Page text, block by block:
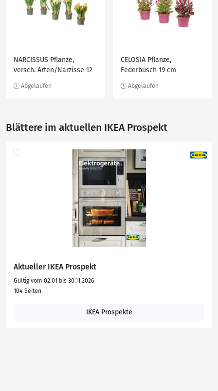
NARCISSUS Pflanze,
versch. Arten/Narzisse 12
CELOSIA Pflanze,
Federbusch 19 cm
Blättere im aktuellen IKEA Prospekt
Aktueller IKEA Prospekt
Gültig vom 02.01 bis 30.11.2026
104 Seiten
IKEA Prospekte